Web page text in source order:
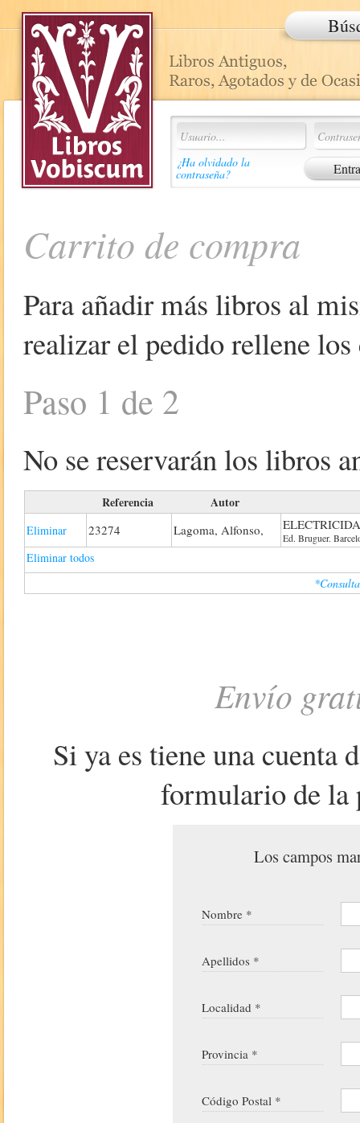
¿Ha olvidado la
contraseña?
Carrito de compra
Para añadir más libros al
realizar el pedido rellene
Paso 1 de 2
No se reservarán los libros
Referencia Autor
Eliminar 23274 Lagoma, Alfonso,
Ed. Bruguer.
Eliminar todos
Envío
Si ya es tiene una cuenta
formulario de la
Los campos
Nombre *
Apellidos *
Localidad *
Provincia *
Código Postal *